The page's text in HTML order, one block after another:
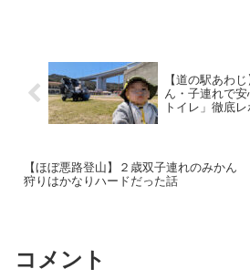
両方に飲ませ
どうしたもの
まないなら食
と思い、試し
た。個人的に
で、その食べ
介します。
【道の駅あわ
ん・子連れで
トイレ」徹底レ
【ほぼ悪路登山】２歳双子連れのみかん
狩りはかなりハードだった話
コメント